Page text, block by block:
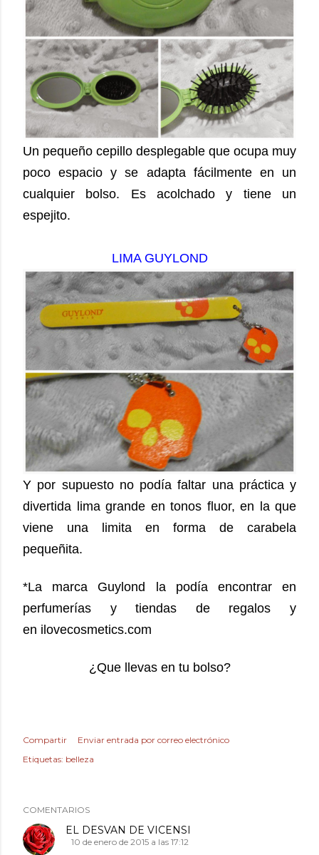
Un pequeño cepillo desplegable que ocupa muy
poco espacio y se adapta fácilmente en un
cualquier bolso. Es acolchado y tiene un
espejito.
LIMA GUYLOND
Y por supuesto no podía faltar una práctica y
divertida lima grande en tonos fluor, en la que
viene una limita en forma de carabela
pequeñita.
*La marca Guylond la podía encontrar en
perfumerías y tiendas de regalos y
en ilovecosmetics.com
¿Que llevas en tu bolso?
Compartir
Enviar entrada por correo electrónico
Etiquetas: belleza
COMENTARIOS
EL DESVAN DE VICENSI
10 de enero de 2015 a las 17:12